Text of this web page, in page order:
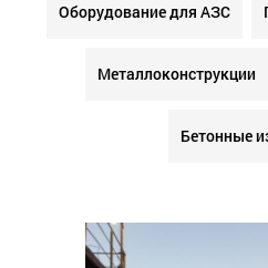
Оборудование для АЗС
Металлоконструкции
Бетонные